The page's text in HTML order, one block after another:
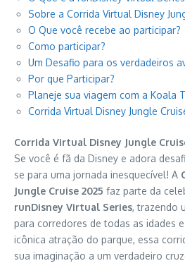
Sobre a Corrida Virtual Disney
O Que você recebe ao participar?
Como participar?
Um Desafio para os verdadeiros
Por que Participar?
Planeje sua viagem com a Koala
Corrida Virtual Disney Jungle
Corrida Virtual Disney Jungle
Se você é fã da Disney e adora
se para uma jornada inesquecível! A
Jungle Cruise 2025 faz parte da
runDisney Virtual Series, trazendo
para corredores de todas as idades
icônica atração do parque, essa
sua imaginação a um verdadeiro